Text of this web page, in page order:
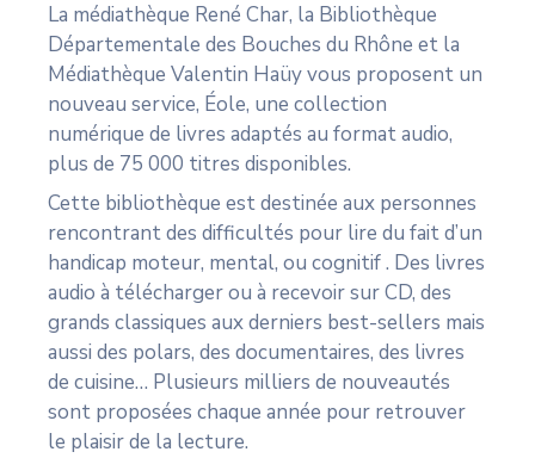
La médiathèque René Char, la Bibliothèque
Départementale des Bouches du Rhône et la
Médiathèque Valentin Haüy vous proposent un
nouveau service, Éole, une collection
numérique de livres adaptés au format audio,
plus de 75 000 titres disponibles.
Cette bibliothèque est destinée aux personnes
rencontrant des difficultés pour lire du fait d’un
handicap moteur, mental, ou cognitif . Des livres
audio à télécharger ou à recevoir sur CD, des
grands classiques aux derniers best-sellers mais
aussi des polars, des documentaires, des livres
de cuisine… Plusieurs milliers de nouveautés
sont proposées chaque année pour retrouver
le plaisir de la lecture.